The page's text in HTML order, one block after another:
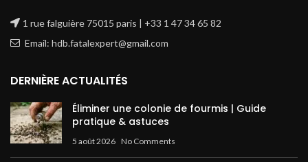
1 rue falguière 75015 paris | +33 1 47 34 65 82
Email: hdb.fatalexpert@gmail.com
DERNIÈRE ACTUALITÉS
Éliminer une colonie de fourmis | Guide
pratique & astuces
5 août 2026 No Comments